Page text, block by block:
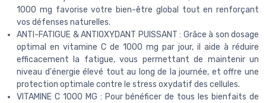
1000 mg favorise votre bien-être global tout en renforçant
vos défenses naturelles.
ANTI-FATIGUE & ANTIOXYDANT PUISSANT : Grâce à son dosage
optimal en vitamine C de 1000 mg par jour, il aide à réduire
efficacement la fatigue, vous permettant de maintenir un
niveau d'énergie élevé tout au long de la journée, et offre une
protection optimale contre le stress oxydatif des cellules.
VITAMINE C 1000 MG : Pour bénéficer de tous les bienfaits de